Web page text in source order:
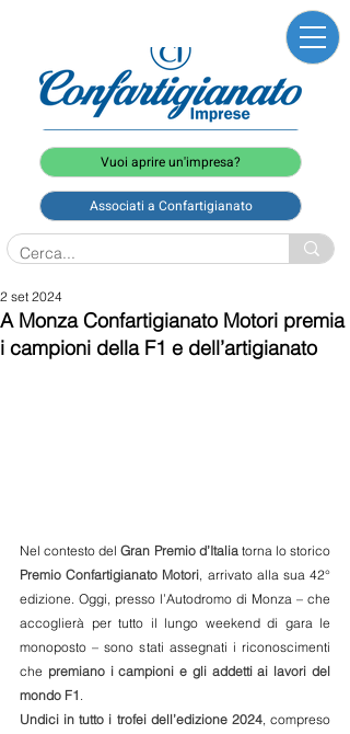
Vuoi aprire un'impresa?
Associati a Confartigianato
A Monza Confartigianato Motori premia
i campioni della F1 e dell’artigianato
2 set 2024
Nel contesto del Gran Premio d’Italia
Premio Confartigianato Motori, arrivato alla sua 42°
edizione. Oggi, presso l’Autodromo di Monza – che
accoglierà per tutto il lungo weekend di gara le
monoposto – sono stati assegnati i riconoscimenti
che premiano i campioni e gli addetti ai lavori del
mondo F1 .
Undici in tutto i trofei dell’edizione 2024, compreso